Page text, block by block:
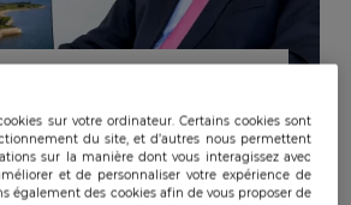
à la guerre
sur votre ordinateur. Certains cookies sont
du site, et d’autres nous permettent
sur la manière dont vous interagissez avec
et de personnaliser votre expérience de
également des cookies afin de vous proposer de